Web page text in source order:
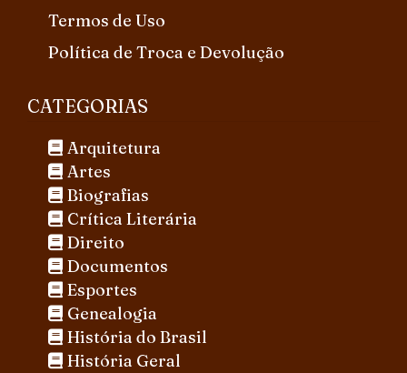
Termos de Uso
Política de Troca e Devolução
CATEGORIAS
Arquitetura
Artes
Biografias
Crítica Literária
Direito
Documentos
Esportes
Genealogia
História do Brasil
História Geral